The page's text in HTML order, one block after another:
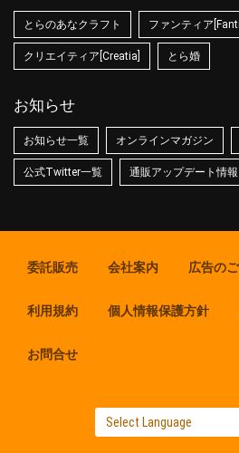
とらのあなクラフト ファンティア
クリエイティア[Creatia] とら婚
お知らせ
お知らせ一覧 オンラインマガジン
公式Twitter一覧 通販アップデート情報
委託販売 会社案内 広告の
利用規約 個人情報保護方針
お問合せ